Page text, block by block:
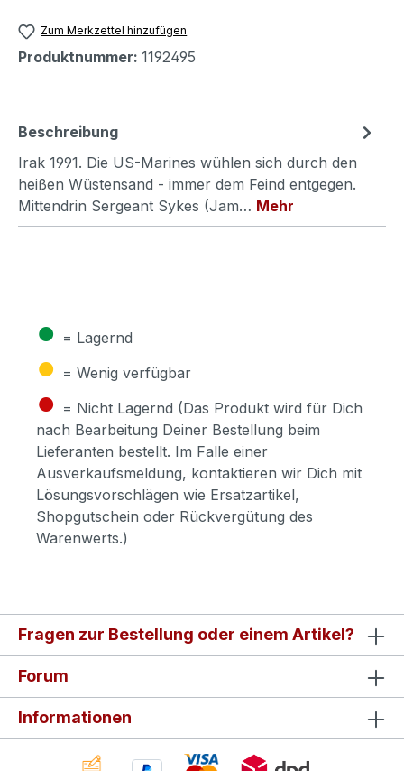
Zum Merkzettel hinzufügen
Produktnummer: 1192495
Beschreibung
Irak 1991. Die US-Marines wühlen sich durch den
heißen Wüstensand - immer dem Feind entgegen.
Mittendrin Sergeant Sykes (Jam… Mehr
● = Lagernd
● = Wenig verfügbar
● = Nicht Lagernd (Das Produkt wird für Dich
nach Bearbeitung Deiner Bestellung beim
Lieferanten bestellt. Im Falle einer
Ausverkaufsmeldung, kontaktieren wir Dich mit
Lösungsvorschlägen wie Ersatzartikel,
Shopgutschein oder Rückvergütung des
Warenwerts.)
Fragen zur Bestellung oder einem Artikel?
Forum
Informationen